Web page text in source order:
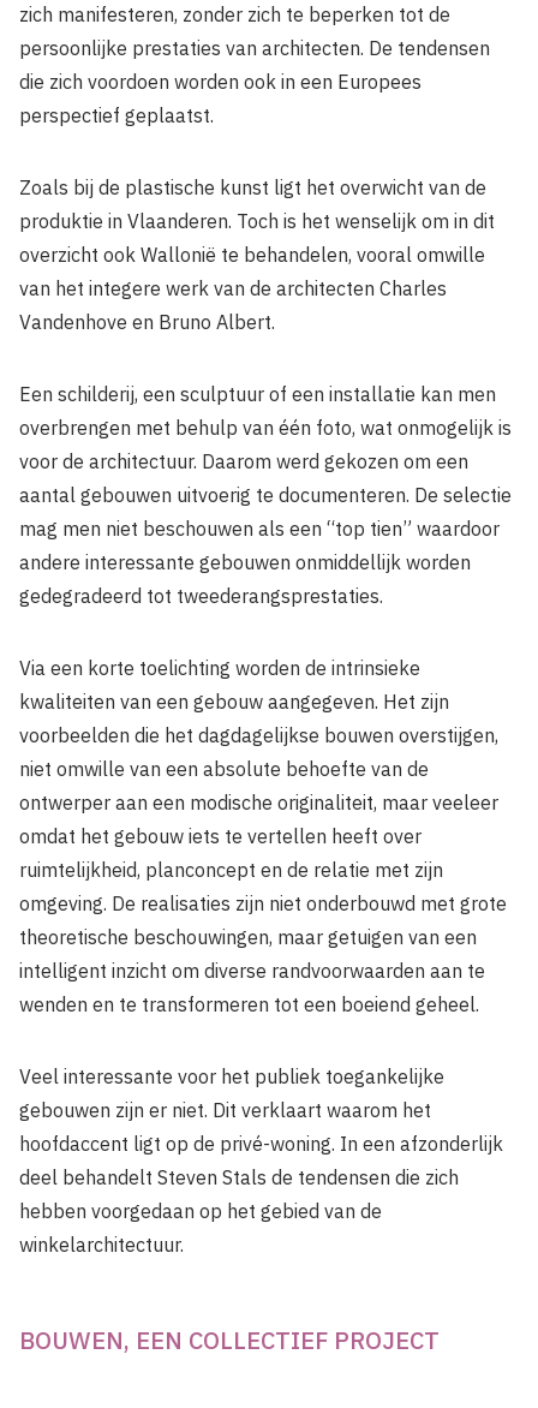
zich manifesteren, zonder zich te beperken tot de
persoonlijke prestaties van architecten. De tendensen
die zich voordoen worden ook in een Europees
perspectief geplaatst.
Zoals bij de plastische kunst ligt het overwicht van de
produktie in Vlaanderen. Toch is het wenselijk om in dit
overzicht ook Wallonië te behandelen, vooral omwille
van het integere werk van de architecten Charles
Vandenhove en Bruno Albert.
Een schilderij, een sculptuur of een installatie kan men
overbrengen met behulp van één foto, wat onmogelijk is
voor de architectuur. Daarom werd gekozen om een
aantal gebouwen uitvoerig te documenteren. De selectie
mag men niet beschouwen als een “top tien” waardoor
andere interessante gebouwen onmiddellijk worden
gedegradeerd tot tweederangsprestaties.
Via een korte toelichting worden de intrinsieke
kwaliteiten van een gebouw aangegeven. Het zijn
voorbeelden die het dagdagelijkse bouwen overstijgen,
niet omwille van een absolute behoefte van de
ontwerper aan een modische originaliteit, maar veeleer
omdat het gebouw iets te vertellen heeft over
ruimtelijkheid, planconcept en de relatie met zijn
omgeving. De realisaties zijn niet onderbouwd met grote
theoretische beschouwingen, maar getuigen van een
intelligent inzicht om diverse randvoorwaarden aan te
wenden en te transformeren tot een boeiend geheel.
Veel interessante voor het publiek toegankelijke
gebouwen zijn er niet. Dit verklaart waarom het
hoofdaccent ligt op de privé-woning. In een afzonderlijk
deel behandelt Steven Stals de tendensen die zich
hebben voorgedaan op het gebied van de
winkelarchitectuur.
BOUWEN, EEN COLLECTIEF PROJECT